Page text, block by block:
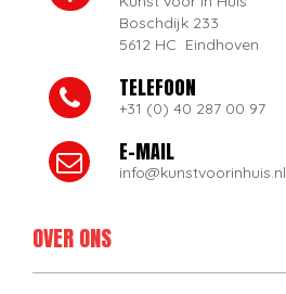
Boschdijk 233
5612 HC Eindhoven
TELEFOON
+31 (0) 40 287 00 97
E-MAIL
info@kunstvoorinhuis.nl
OVER ONS